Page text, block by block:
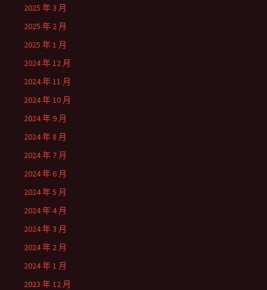
2025 年 3 月
2025 年 2 月
2025 年 1 月
2024 年 12 月
2024 年 11 月
2024 年 10 月
2024 年 9 月
2024 年 8 月
2024 年 7 月
2024 年 6 月
2024 年 5 月
2024 年 4 月
2024 年 3 月
2024 年 2 月
2024 年 1 月
2023 年 12 月